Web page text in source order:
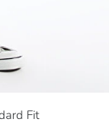
Fit